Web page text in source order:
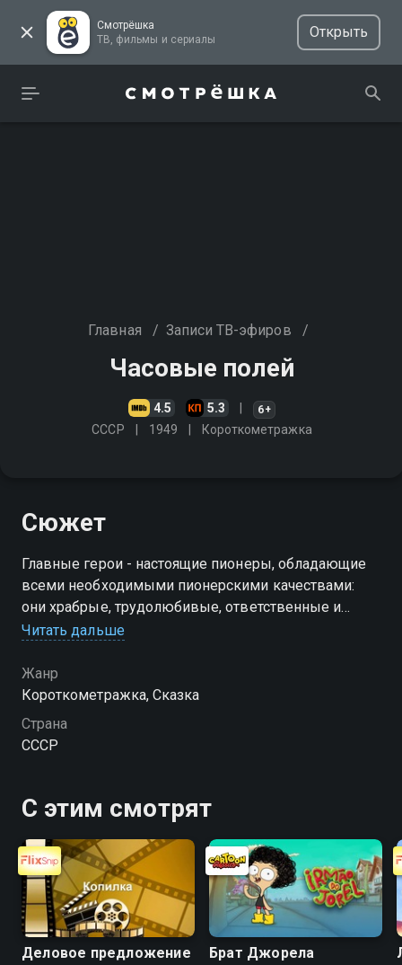
Смотрёшка
ТВ, фильмы и сериалы
Открыть
Главная / Записи ТВ-эфиров /
Часовые полей
4.5 5.3 6+
СССР 1949 Короткометражка
Сюжет
Главные герои - настоящие пионеры, обладающие
всеми необходимыми пионерскими качествами:
они храбрые, трудолюбивые, ответственные и
благородные
Читать дальше
Жанр
Короткометражка, Сказка
Страна
СССР
С этим смотрят
Деловое предложение Брат Джорела